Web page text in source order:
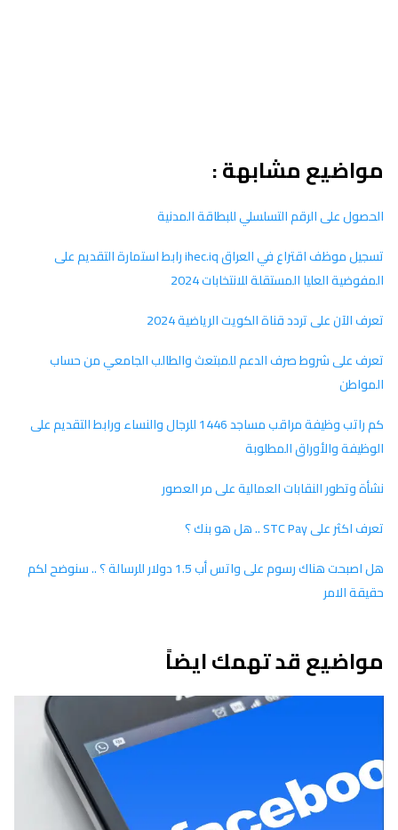
مواضيع مشابهة :
الحصول على الرقم التسلسلي للبطاقة المدنية
تسجيل موظف اقتراع في العراق ihec.iq رابط استمارة التقديم على
المفوضية العليا المستقلة للانتخابات 2024
تعرف الآن على تردد قناة الكويت الرياضية 2024
تعرف على شروط صرف الدعم للمبتعث والطالب الجامعي من حساب
المواطن
كم راتب وظيفة مراقب مساجد 1446 للرجال والنساء ورابط التقديم على
الوظيفة والأوراق المطلوبة
نشأة وتطور النقابات العمالية على مر العصور
تعرف اكثر على STC Pay .. هل هو بنك ؟
هل اصبحت هناك رسوم على واتس أب 1.5 دولار للرسالة ؟ .. سنوضح لكم
حقيقة الامر
مواضيع قد تهمك ايضاً